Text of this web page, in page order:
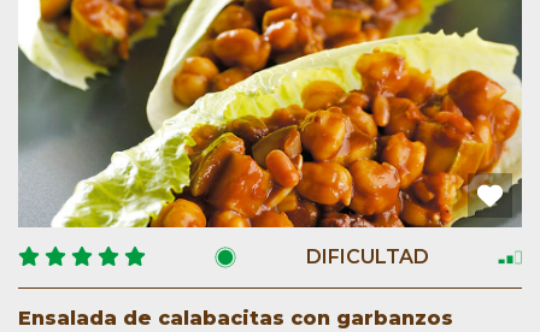
DIFICULTAD
Ensalada de calabacitas con garbanzos